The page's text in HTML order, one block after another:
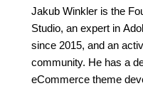
Jakub Winkler is the
Studio, an expert in
since 2015, and an
community. He has a
eCommerce theme